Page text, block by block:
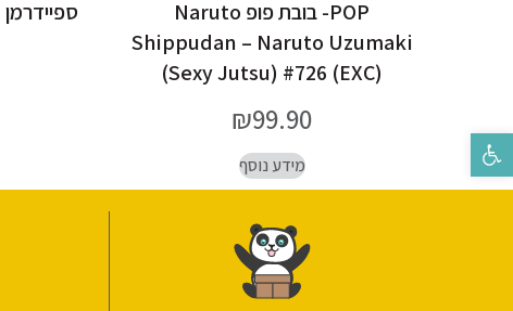
פתח סרגל נגישות
POP- בובת פופ Naruto
Shippudan – Naruto Uzumaki
(Sexy Jutsu) #726 (EXC)
₪99.90
מידע נוסף